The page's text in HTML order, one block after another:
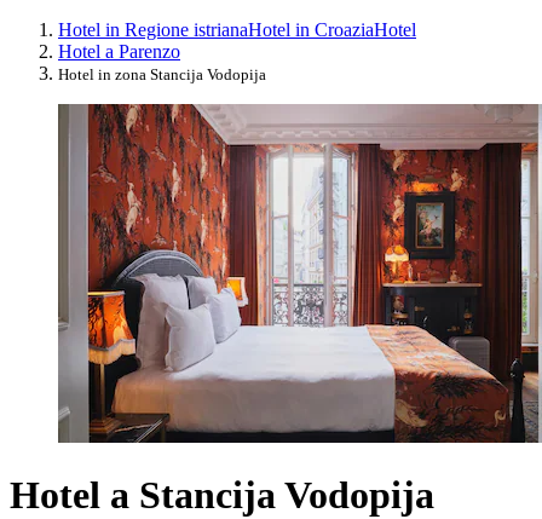
Hotel in Regione istrianaHotel in CroaziaHotel
Hotel a Parenzo
Hotel in zona Stancija Vodopija
Hotel a Stancija Vodopija